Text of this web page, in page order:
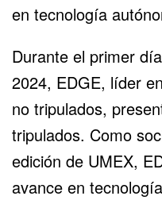
en tecnología
Durante el primer
2024, EDGE, líder
no tripulados,
tripulados. Como
edición de UMEX,
avance en